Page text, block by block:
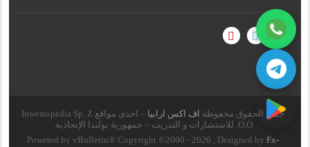
جميع الحقوق محفوظة اف اكس ارابيا
– احدى مواقع Inwestopedia Sp. Z
O.O. للاستشارات و التدريب – جمهورية بولندا الإتحادية.
Powered by vBulletin® Copyright ©2000 - 2026 , Designed byFx-